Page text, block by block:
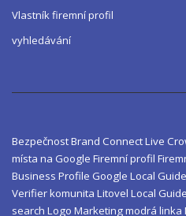
Vlastník firemní profil
vyhledávání
BezpečnostBrand Connect Live
místa na Google Firemní profil
Business Profile Google Local
Verifierkomunita Litovel Local
search Logo Marketingmodrá linka